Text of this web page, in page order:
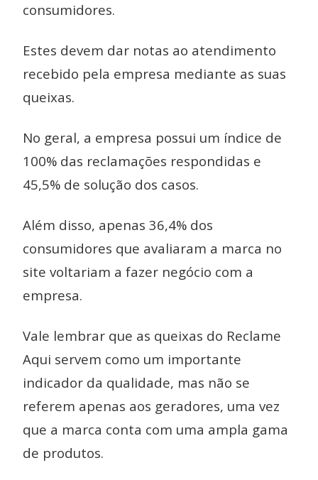
consumidores.
Estes devem dar notas ao atendimento
recebido pela empresa mediante as suas
queixas.
No geral, a empresa possui um índice de
100% das reclamações respondidas e
45,5% de solução dos casos.
Além disso, apenas 36,4% dos
consumidores que avaliaram a marca no
site voltariam a fazer negócio com a
empresa.
Vale lembrar que as queixas do Reclame
Aqui servem como um importante
indicador da qualidade, mas não se
referem apenas aos geradores, uma vez
que a marca conta com uma ampla gama
de produtos.